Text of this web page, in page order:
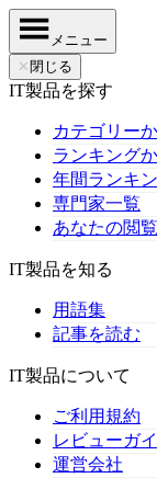
メニュー
✕ 閉じる
IT製品を探す
カテゴリー
ランキング
年間ランキ
専門家一覧
あなたの閲
IT製品を知る
用語集
記事を読む
IT製品について
ご利用規約
レビューガ
運営会社